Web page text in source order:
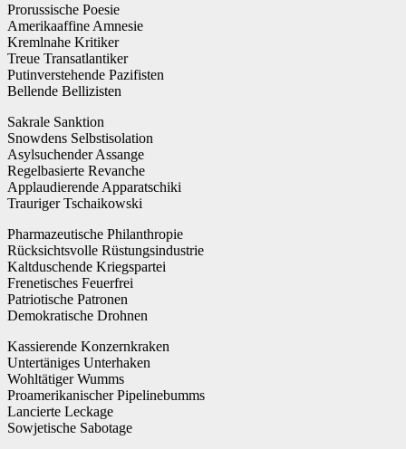
Prorussische Poesie
Amerikaaffine Amnesie
Kremlnahe Kritiker
Treue Transatlantiker
Putinverstehende Pazifisten
Bellende Bellizisten
Sakrale Sanktion
Snowdens Selbstisolation
Asylsuchender Assange
Regelbasierte Revanche
Applaudierende Apparatschiki
Trauriger Tschaikowski
Pharmazeutische Philanthropie
Rücksichtsvolle Rüstungsindustrie
Kaltduschende Kriegspartei
Frenetisches Feuerfrei
Patriotische Patronen
Demokratische Drohnen
Kassierende Konzernkraken
Untertäniges Unterhaken
Wohltätiger Wumms
Proamerikanischer Pipelinebumms
Lancierte Leckage
Sowjetische Sabotage